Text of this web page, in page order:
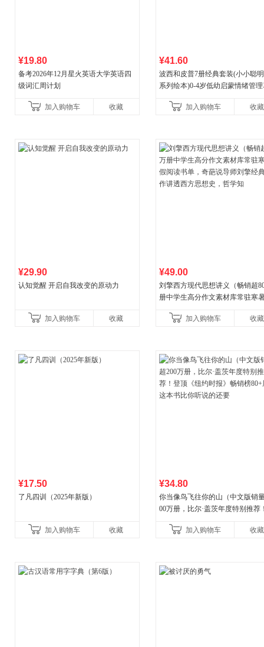
¥19.80
备考2026年12月星火英语大学英语四
级词汇周计划
加入购物车 收藏
¥41.60
波西和皮普7册经典套装(小小聪
系列绘本)0-4岁低幼启蒙情绪管
养好品质，发现快
加入购物车 收藏
¥29.90
认知觉醒 开启自我改变的原动力
加入购物车 收藏
¥49.00
刘擎西方现代思想讲义（畅销超
册中学生高分作文素材库常驻寒
讲透西方思想史，哲学知
加入购物车 收藏
¥17.50
了凡四训（2025年新版）
加入购物车 收藏
¥34.80
你当像鸟飞往你的山（中文版销
00万册，比尔·盖茨年度特别推荐
比你听说的还要
加入购物车 收藏